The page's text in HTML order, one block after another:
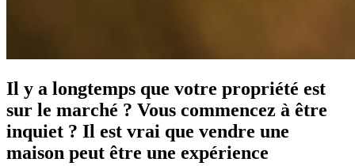
Il y a longtemps que votre propriété est
sur le marché ? Vous commencez à être
inquiet ? Il est vrai que vendre une
maison peut être une expérience